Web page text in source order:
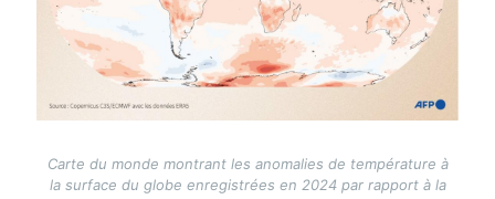
Carte du monde montrant les anomalies de température à
la surface du globe enregistrées en 2024 par rapport à la